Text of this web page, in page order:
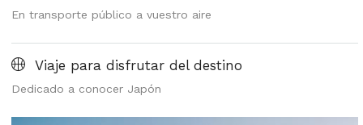
En transporte público a vuestro aire
Viaje para disfrutar del destino
Dedicado a conocer Japón